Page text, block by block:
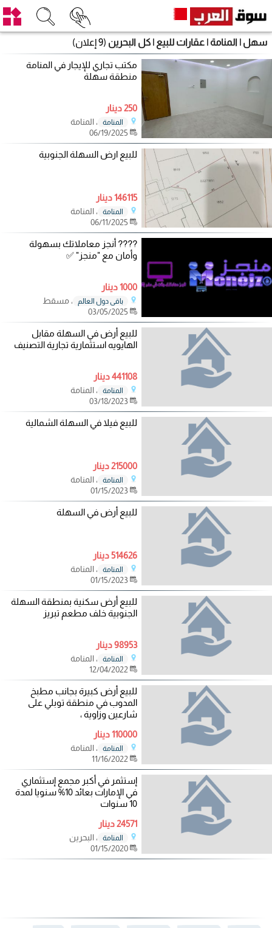
سهل | المنامة | عقارات للبيع | كل البحرين (9 إعلان)
مكتب تجاري للإيجار في المنامة
منطقة سهلة
250 دينار
المنامة
، المنامة
للبيع ارض السهلة الجنوبية
146115 دينار
المنامة
، المنامة
???? أنجز معاملاتك بسهولة
وأمان مع "منجز" ✅
1000 دينار
باقي دول العالم
، مسقط
للبيع أرض في السهلة مقابل
الهايويه استثمارية تجارية التصنيف
441108 دينار
المنامة
، المنامة
03/18/2023
للبيع فيلا في السهلة الشمالية
215000 دينار
المنامة
، المنامة
01/15/2023
للبيع أرض في السهلة
514626 دينار
المنامة
، المنامة
01/15/2023
للبيع أرض سكنية بمنطقة السهلة
الجنوبية خلف مطعم تبريز
98953 دينار
المنامة
، المنامة
للبيع أرض كبيرة بجانب مطبخ
المدوب في منطقة توبلي على
شارعين وزاوية ،
110000 دينار
المنامة
، المنامة
إستثمر في أكبر مجمع إستثماري
في الإمارات بعائد 10% سنويا لمدة
10 سنوات
24571 دينار
المنامة
، البحرين
01/15/2020